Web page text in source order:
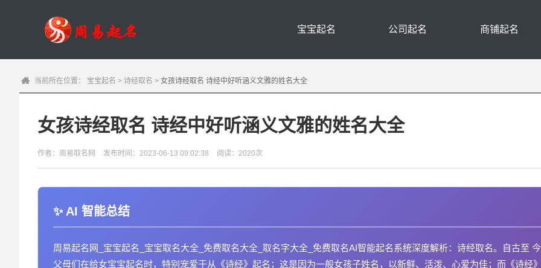
宝宝起名 公司起名 商铺起名
当前所在位置： 宝宝起名 > 诗经取名 > 女孩诗经取名 诗经中好听涵义文雅的姓名大全
女孩诗经取名 诗经中好听涵义文雅的姓名大全
作者：周易取名网 发布时间：2023-06-13 09:02:38 阅读：2020次
AI 智能总结
周易起名网_宝宝起名_宝宝取名大全_免费取名大全_取名字大全_免费取名AI智能起名系统深度解析：诗经取名。自古至 今
父母们在给女宝宝起名时，特别宠爱于从《诗经》起名；这是因为一般女孩子姓名，以新鲜、活泼、心爱为佳；而《诗经